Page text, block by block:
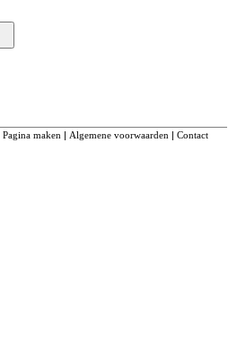
Pagina maken | Algemene voorwaarden | Contact